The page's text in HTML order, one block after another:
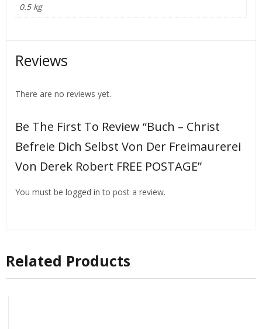
0.5 kg
Reviews
There are no reviews yet.
Be The First To Review “Buch – Christ
Befreie Dich Selbst Von Der Freimaurerei
Von Derek Robert FREE POSTAGE”
You must be logged in to post a review.
Related Products